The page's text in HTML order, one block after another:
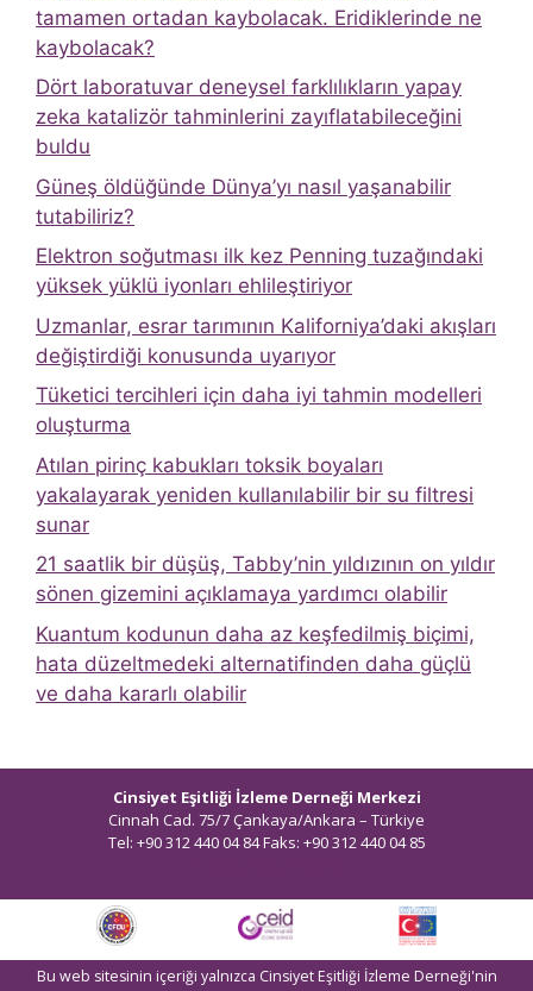
tamamen ortadan kaybolacak. Eridiklerinde ne
kaybolacak?
Dört laboratuvar deneysel farklılıkların yapay
zeka katalizör tahminlerini zayıflatabileceğini
buldu
Güneş öldüğünde Dünya’yı nasıl yaşanabilir
tutabiliriz?
Elektron soğutması ilk kez Penning tuzağındaki
yüksek yüklü iyonları ehlileştiriyor
Uzmanlar, esrar tarımının Kaliforniya’daki akışları
değiştirdiği konusunda uyarıyor
Tüketici tercihleri ​​için daha iyi tahmin modelleri
oluşturma
Atılan pirinç kabukları toksik boyaları
yakalayarak yeniden kullanılabilir bir su filtresi
sunar
21 saatlik bir düşüş, Tabby’nin yıldızının on yıldır
sönen gizemini açıklamaya yardımcı olabilir
Kuantum kodunun daha az keşfedilmiş biçimi,
hata düzeltmedeki alternatifinden daha güçlü
ve daha kararlı olabilir
Cinsiyet Eşitliği İzleme Derneği Merkezi
Cinnah Cad. 75/7 Çankaya/Ankara – Türkiye
Tel: +90 312 440 04 84 Faks: +90 312 440 04 85
Bu web sitesinin içeriği yalnızca Cinsiyet Eşitliği İzleme Derneği'nin